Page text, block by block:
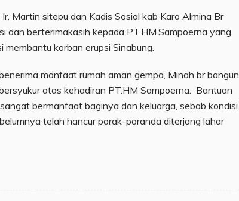
Martin sitepu dan Kadis Sosial kab Karo Almina Br
dan berterimakasih kepada PT.HM.Sampoerna yang
korban erupsi Sinabung.
manfaat rumah aman gempa, Minah br bangun
atas kehadiran PT.HM Sampoerna. Bantuan
bermanfaat baginya dan keluarga, sebab kondisi
telah hancur porak-poranda diterjang lahar